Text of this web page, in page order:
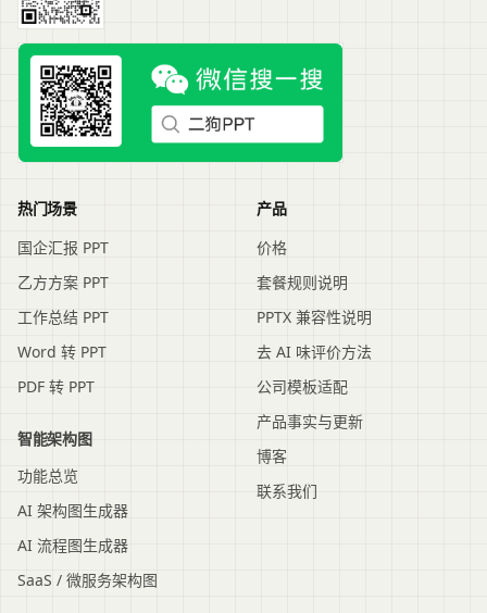
热门场景
国企汇报 PPT
乙方方案 PPT
工作总结 PPT
Word 转 PPT
PDF 转 PPT
智能架构图
功能总览
AI 架构图生成器
AI 流程图生成器
SaaS / 微服务架构图
产品
价格
套餐规则说明
PPTX 兼容性说明
去 AI 味评价方法
公司模板适配
产品事实与更新
博客
联系我们